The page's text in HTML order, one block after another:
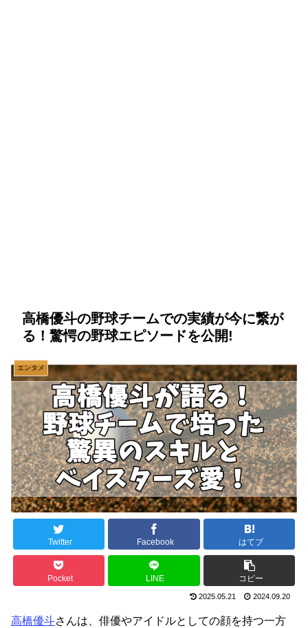
高橋優斗の野球チームでの実績が今に繋が
る！驚愕の野球エピソードを公開!
エンタメ
Twitter Facebook はてブ
Pocket LINE コピー
2025.05.21 2024.09.20
高橋優斗さんは、俳優やアイドルとしての顔を持つ一方